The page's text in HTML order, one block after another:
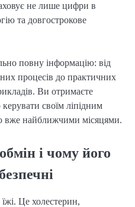
не лише цифри в
та довгострокове
повну інформацію: від
процесів до практичних
Ви отримаєте
своїм ліпідним
вже найближчими місяцями.
і чому його
Це холестерин,